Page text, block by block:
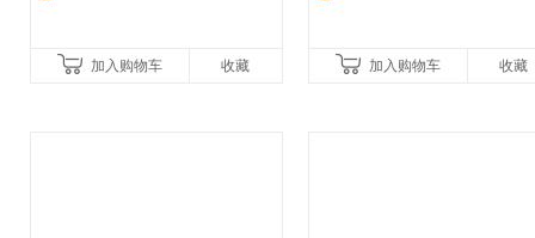
加入购物车 收藏 加入购物车 收藏